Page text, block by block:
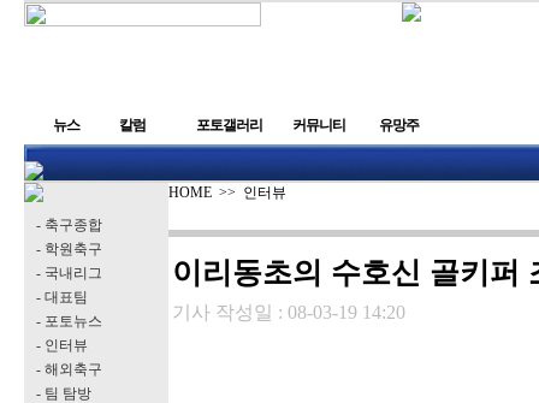
뉴스 칼럼 포토갤러리 커뮤니티 유망주
- 축구종합
- 학원축구
- 국내리그
- 대표팀
- 포토뉴스
- 인터뷰
- 해외축구
- 팀 탐방
HOME >> 인터뷰
이리동초의 수호신 골키퍼
기사 작성일 : 08-03-19 14:20